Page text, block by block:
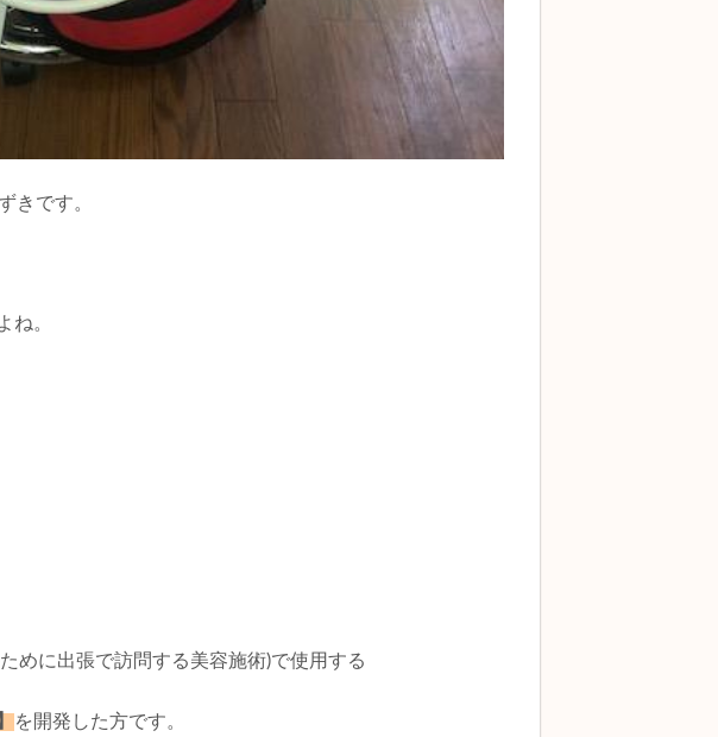
きです。
ね。
めに出張で訪問する美容施術)で使用する
を開発した方です。